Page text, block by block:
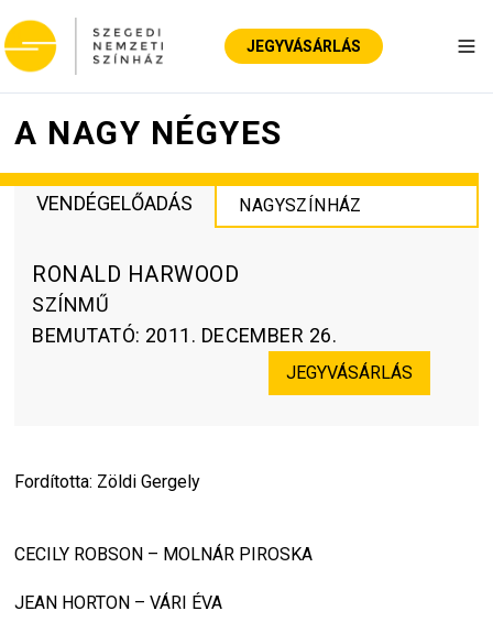
JEGYVÁSÁRLÁS
A NAGY NÉGYES
VENDÉGELŐADÁS NAGYSZÍNHÁZ
RONALD HARWOOD
SZÍNMŰ
BEMUTATÓ: 2011. DECEMBER 26.
JEGYVÁSÁRLÁS
Fordította: Zöldi Gergely
CECILY ROBSON – MOLNÁR PIROSKA
JEAN HORTON – VÁRI ÉVA